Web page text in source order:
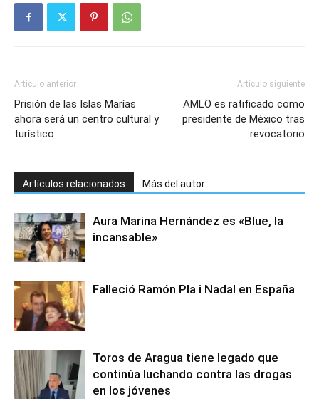
Artículo anterior
Prisión de las Islas Marías
ahora será un centro cultural y
turístico
Artículo siguiente
AMLO es ratificado como
presidente de México tras
revocatorio
Artículos relacionados Más del autor
Aura Marina Hernández es «Blue, la
incansable»
Falleció Ramón Pla i Nadal en España
Toros de Aragua tiene legado que
continúa luchando contra las drogas
en los jóvenes